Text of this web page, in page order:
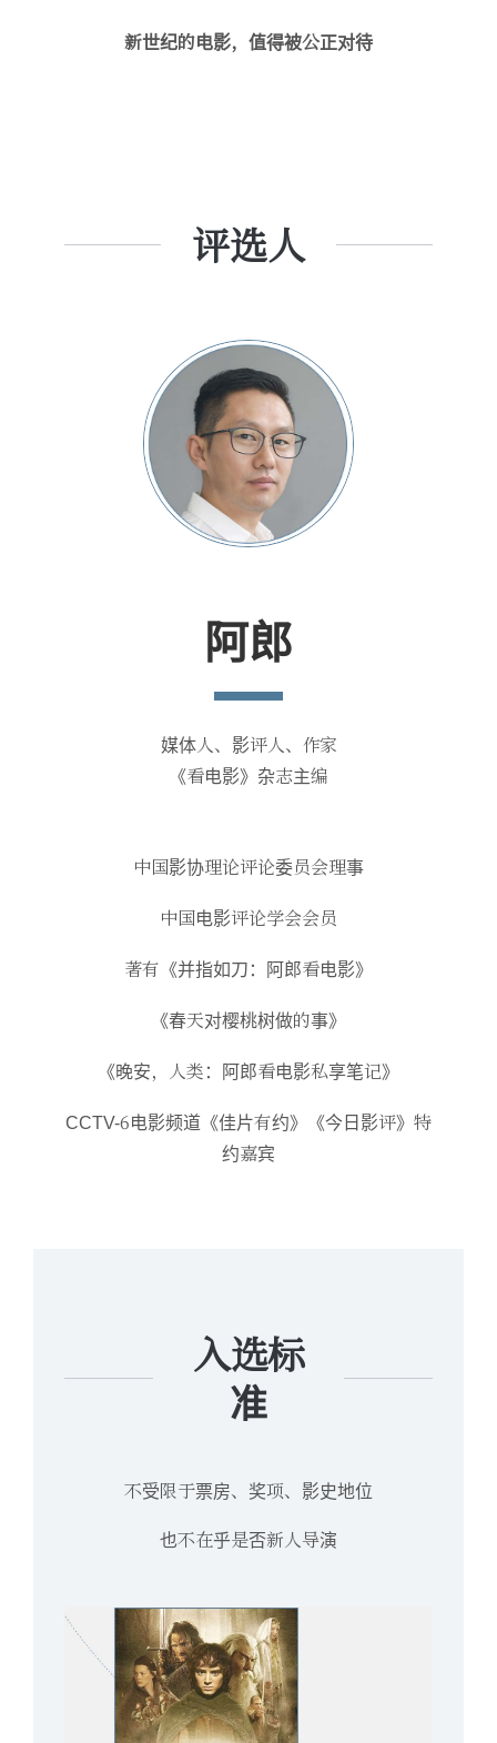
新世纪的电影，值得被公正对待
评选人
阿郎
媒体人、影评人、作家
《看电影》杂志主编
中国影协理论评论委员会理事
中国电影评论学会会员
著有《并指如刀：阿郎看电影》
《春天对樱桃树做的事》
《晚安，人类：阿郎看电影私享笔记》
CCTV-6电影频道《佳片有约》《今日影评》特
约嘉宾
入选标
准
不受限于票房、奖项、影史地位
也不在乎是否新人导演